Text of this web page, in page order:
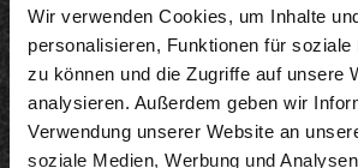
Wir verwenden Cookies, um Inhalte
personalisieren, Funktionen für soziale
zu können und die Zugriffe auf unsere
analysieren. Außerdem geben wir
Verwendung unserer Website an
soziale Medien, Werbung und
Salads